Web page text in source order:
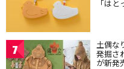
「はと
7 土偶な
発掘さ
が新発